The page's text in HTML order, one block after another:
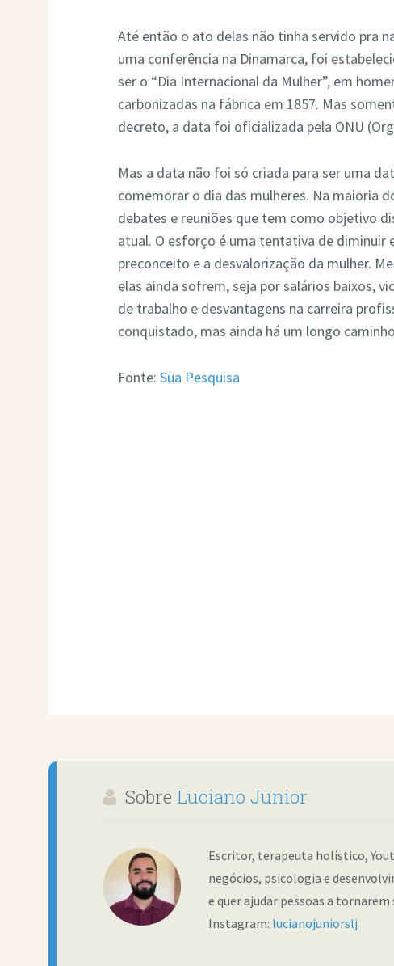
Até então o ato delas não tinha servido pra
uma conferência na Dinamarca, foi
ser o “Dia Internacional da Mulher”, em
carbonizadas na fábrica em 1857. Mas
decreto, a data foi oficializada pela ONU
Mas a data não foi só criada para ser uma
comemorar o dia das mulheres. Na maioria
debates e reuniões que tem como objetivo
atual. O esforço é uma tentativa de diminuir
preconceito e a desvalorização da mulher.
elas ainda sofrem, seja por salários baixos,
de trabalho e desvantagens na carreira
conquistado, mas ainda há um longo
Fonte:Sua Pesquisa
Sobre Luciano Junior
Escritor, terapeuta holístico,
negócios, psicologia e
e quer ajudar pessoas a
Instagram: lucianojuniorslj